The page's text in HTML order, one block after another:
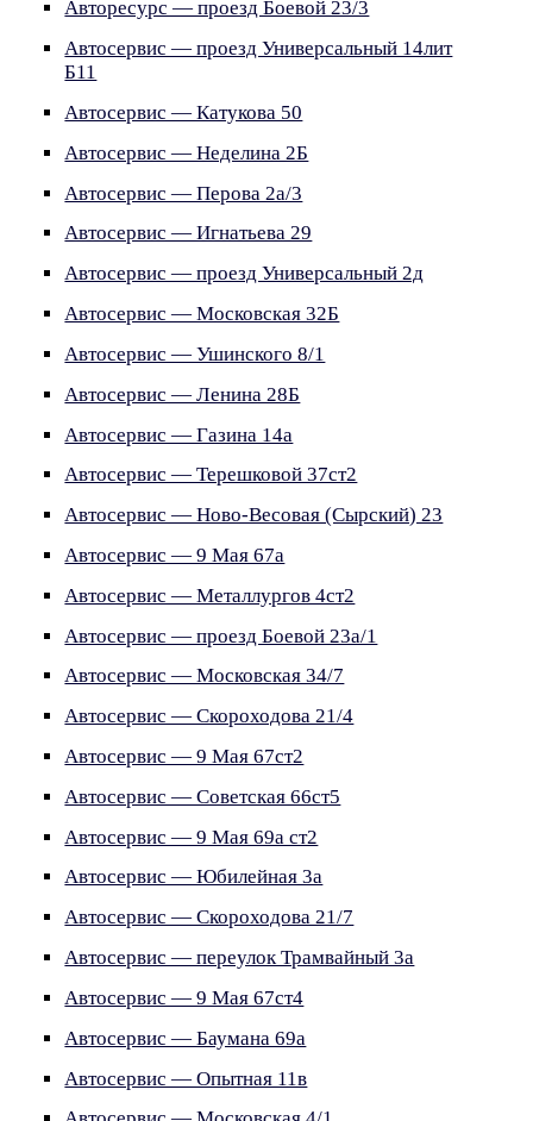
Авторесурс — проезд Боевой 23/3
Автосервис — проезд Универсальный 14лит
Б11
Автосервис — Катукова 50
Автосервис — Неделина 2Б
Автосервис — Перова 2а/3
Автосервис — Игнатьева 29
Автосервис — проезд Универсальный 2д
Автосервис — Московская 32Б
Автосервис — Ушинского 8/1
Автосервис — Ленина 28Б
Автосервис — Газина 14а
Автосервис — Терешковой 37ст2
Автосервис — Ново-Весовая (Сырский) 23
Автосервис — 9 Мая 67а
Автосервис — Металлургов 4ст2
Автосервис — проезд Боевой 23а/1
Автосервис — Московская 34/7
Автосервис — Скороходова 21/4
Автосервис — 9 Мая 67ст2
Автосервис — Советская 66ст5
Автосервис — 9 Мая 69а ст2
Автосервис — Юбилейная 3а
Автосервис — Скороходова 21/7
Автосервис — переулок Трамвайный 3а
Автосервис — 9 Мая 67ст4
Автосервис — Баумана 69а
Автосервис — Опытная 11в